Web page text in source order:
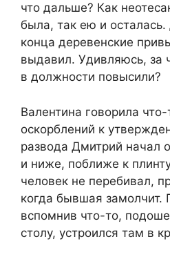
что дальше? Как
была, так ею и
конца деревенские
выдавил. Удивляюсь, за
в должности повысили?
Валентина говорила
оскорблений к
развода Дмитрий начал
и ниже, поближе к
человек не перебивал,
когда бывшая замолчит.
вспомнив что-то,
столу, устроился там в